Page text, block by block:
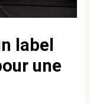
label
une